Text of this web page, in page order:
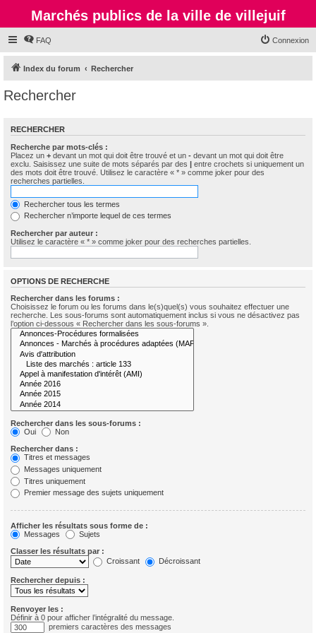
Marchés publics de la ville de villejuif
FAQ Connexion
Index du forum Rechercher
Rechercher
RECHERCHER
Recherche par mots-clés :
Placez un + devant un mot qui doit être trouvé et un - devant un mot qui doit être
exclu. Saisissez une suite de mots séparés par des | entre crochets si uniquement un
des mots doit être trouvé. Utilisez le caractère « * » comme joker pour des
recherches partielles.
Rechercher tous les termes
Rechercher n’importe lequel de ces termes
Rechercher par auteur :
Utilisez le caractère « * » comme joker pour des recherches partielles.
OPTIONS DE RECHERCHE
Rechercher dans les forums :
Choisissez le forum ou les forums dans le(s)quel(s) vous souhaitez effectuer une
recherche. Les sous-forums sont automatiquement inclus si vous ne désactivez pas
l’option ci-dessous « Rechercher dans les sous-forums ».
Rechercher dans les sous-forums :
Oui
Non
Rechercher dans :
Titres et messages
Messages uniquement
Titres uniquement
Premier message des sujets uniquement
Afficher les résultats sous forme de :
Messages
Sujets
Classer les résultats par :
Croissant
Décroissant
Rechercher depuis :
Renvoyer les :
Définir à 0 pour afficher l’intégralité du message.
premiers caractères des messages